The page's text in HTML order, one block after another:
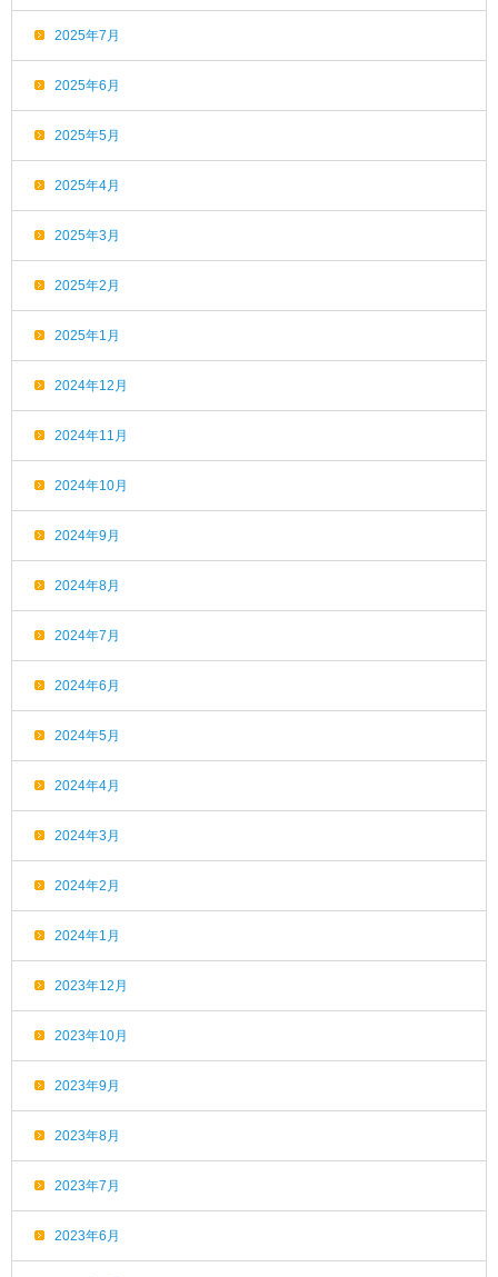
2025年7月
2025年6月
2025年5月
2025年4月
2025年3月
2025年2月
2025年1月
2024年12月
2024年11月
2024年10月
2024年9月
2024年8月
2024年7月
2024年6月
2024年5月
2024年4月
2024年3月
2024年2月
2024年1月
2023年12月
2023年10月
2023年9月
2023年8月
2023年7月
2023年6月